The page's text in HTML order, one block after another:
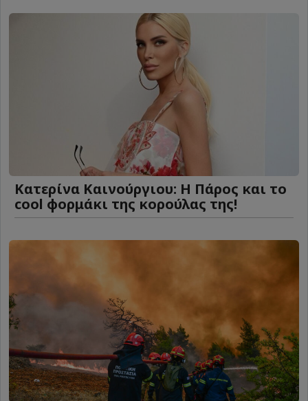
Κατερίνα Καινούργιου: Η Πάρος και το
cool φορμάκι της κορούλας της!